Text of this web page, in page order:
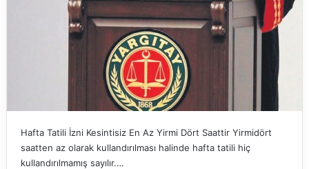
Hafta Tatili İzni Kesintisiz En Az Yirmi Dört Saattir Yirmidört
saatten az olarak kullandırılması halinde hafta tatili hiç
kullandırılmamış sayılır.…